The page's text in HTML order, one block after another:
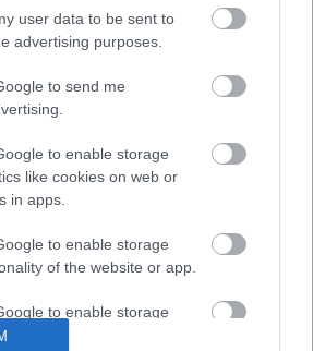
user data to be sent to
advertising purposes.
to send me
to enable storage
like cookies on web or
in apps.
to enable storage
of the website or app.
to enable storage
fele balra. Egy jó forgalmas
tuti, hogy nincs meleg! Hasonló
combino